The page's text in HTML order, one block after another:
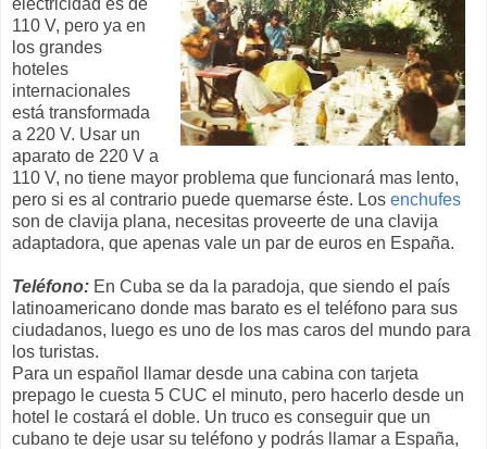
110 V, pero ya en
los grandes
hoteles
internacionales
está transformada
a 220 V. Usar un
aparato de 220 V a
110 V, no tiene mayor problema que funcionará mas lento,
pero si es al contrario puede quemarse éste. Los enchufes
son de clavija plana, necesitas proveerte de una clavija
adaptadora, que apenas vale un par de euros en España.
Teléfono: En Cuba se da la paradoja, que siendo el país
latinoamericano donde mas barato es el teléfono para sus
ciudadanos, luego es uno de los mas caros del mundo para
los turistas.
Para un español llamar desde una cabina con tarjeta
prepago le cuesta 5 CUC el minuto, pero hacerlo desde un
hotel le costará el doble. Un truco es conseguir que un
cubano te deje usar su teléfono y podrás llamar a España,